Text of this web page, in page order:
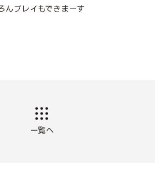
んプレイもできまーす
一覧へ